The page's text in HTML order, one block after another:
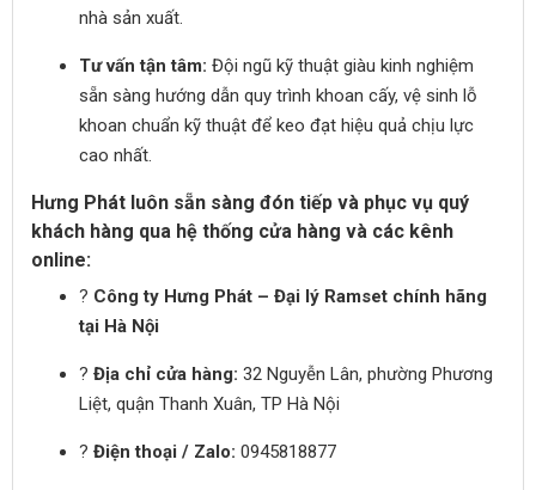
nhà sản xuất.
Tư vấn tận tâm: Đội ngũ kỹ thuật giàu kinh nghiệm
sẵn sàng hướng dẫn quy trình khoan cấy, vệ sinh lỗ
khoan chuẩn kỹ thuật để keo đạt hiệu quả chịu lực
cao nhất.
Hưng Phát luôn sẵn sàng đón tiếp và phục vụ quý
khách hàng qua hệ thống cửa hàng và các kênh
online:
? Công ty Hưng Phát – Đại lý Ramset chính hãng
tại Hà Nội
? Địa chỉ cửa hàng: 32 Nguyễn Lân, phường Phương
Liệt, quận Thanh Xuân, TP Hà Nội
? Điện thoại / Zalo: 0945818877